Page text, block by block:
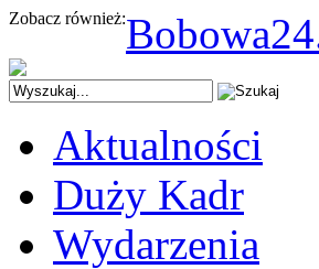
Zobacz również:
Aktualności
Duży Kadr
Wydarzenia